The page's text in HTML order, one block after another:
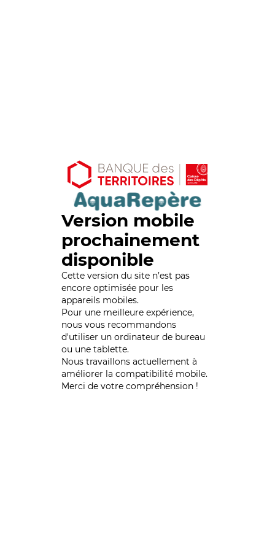
Version mobile
prochainement
disponible
Cette version du site n’est pas
encore optimisée pour les
appareils mobiles.
Pour une meilleure expérience,
nous vous recommandons
d'utiliser un ordinateur de bureau
ou une tablette.
Nous travaillons actuellement à
améliorer la compatibilité mobile.
Merci de votre compréhension !